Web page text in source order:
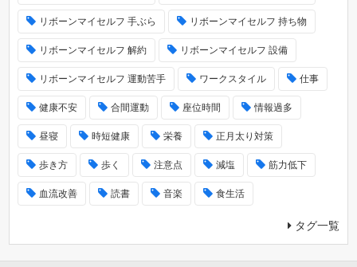
リボーンマイセルフ 手ぶら リボーンマイセルフ 持ち物
リボーンマイセルフ 解約 リボーンマイセルフ 設備
リボーンマイセルフ 運動苦手 ワークスタイル 仕事
健康不安 合間運動 座位時間 情報過多
昼寝 時短健康 栄養 正月太り対策
歩き方 歩く 注意点 減塩 筋力低下
血流改善 読書 音楽 食生活
タグ一覧